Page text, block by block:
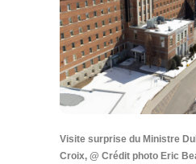
Visite surprise du Ministre
Croix, @ Crédit photo Eric